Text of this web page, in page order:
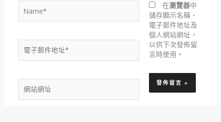
郵
址
*
站
網
在瀏覽器中
儲存顯示名稱、
電子郵件地址及
個人網站網址，
以供下次發佈留
言時使用。